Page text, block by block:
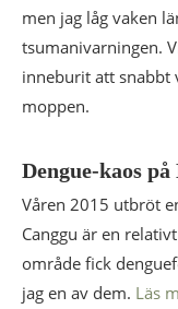
men jag låg vaken
tsumanivarningen.
inneburit att snabbt
moppen.
Dengue-kaos på
Våren 2015 utbröt
Canggu är en
område fick
jag en av dem. Läs